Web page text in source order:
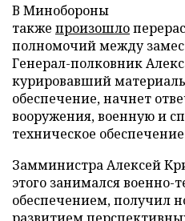
В Минобороны
также произошло
полномочий между
Генерал-полковник
курировавший
обеспечение, начнет
вооружения, военную и
техническое
Замминистра Алексей
этого занимался военно-
обеспечением, получил